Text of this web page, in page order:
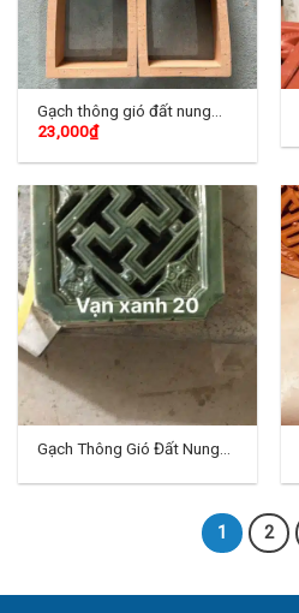
Gạch thông gió đất nung
TD-05
23,000₫
Gạch Thông Gió Đất Nung
1 2